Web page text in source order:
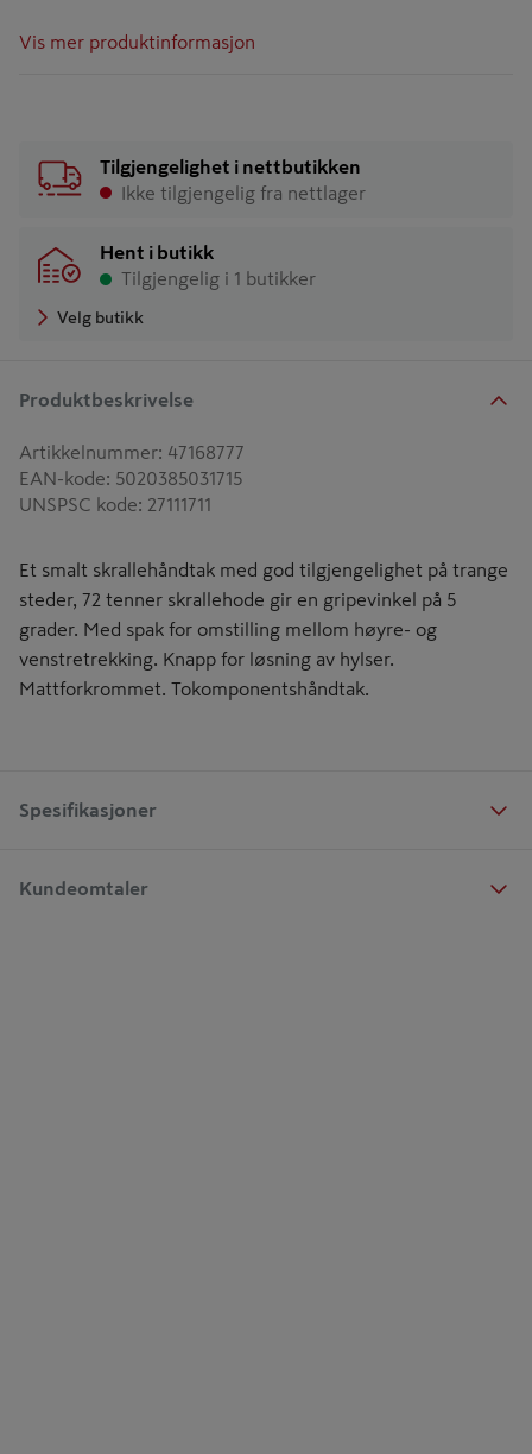
Vis mer produktinformasjon
Tilgjengelighet i nettbutikken
Ikke tilgjengelig fra nettlager
Hent i butikk
Tilgjengelig i 1 butikker
Velg butikk
Produktbeskrivelse
Artikkelnummer: 47168777
EAN-kode: 5020385031715
UNSPSC kode: 27111711
Et smalt skrallehåndtak med god tilgjengelighet på trange
steder, 72 tenner skrallehode gir en gripevinkel på 5
grader. Med spak for omstilling mellom høyre- og
venstretrekking. Knapp for løsning av hylser.
Mattforkrommet. Tokomponentshåndtak.
Spesifikasjoner
Kundeomtaler